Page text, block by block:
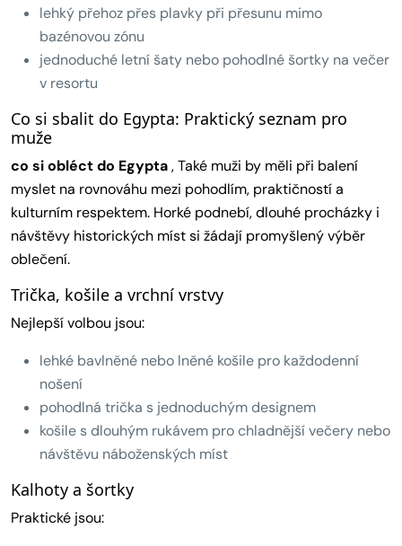
lehký přehoz přes plavky při přesunu mimo
bazénovou zónu
jednoduché letní šaty nebo pohodlné šortky na večer
v resortu
Co si sbalit do Egypta: Praktický seznam pro
muže
co si obléct do Egypta, Také muži by měli při balení
myslet na rovnováhu mezi pohodlím, praktičností a
kulturním respektem. Horké podnebí, dlouhé procházky i
návštěvy historických míst si žádají promyšlený výběr
oblečení.
Trička, košile a vrchní vrstvy
Nejlepší volbou jsou:
lehké bavlněné nebo lněné košile pro každodenní
nošení
pohodlná trička s jednoduchým designem
košile s dlouhým rukávem pro chladnější večery nebo
návštěvu náboženských míst
Kalhoty a šortky
Praktické jsou: